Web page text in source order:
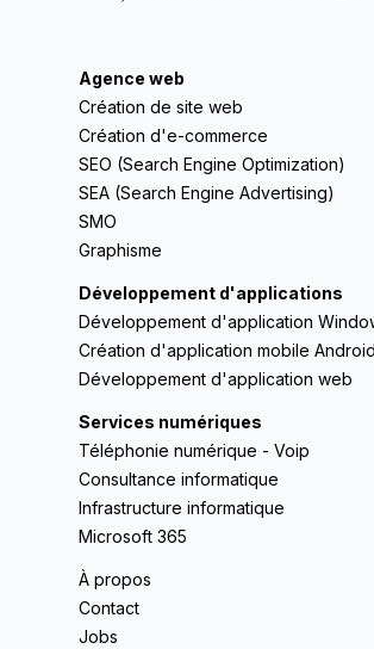
Agence web
Création de site web
Création d'e-commerce
SEO (Search Engine Optimization)
SEA (Search Engine Advertising)
SMO
Graphisme
Développement d'applications
Développement d'application
Création d'application mobile
Développement d'application web
Services numériques
Téléphonie numérique - Voip
Consultance informatique
Infrastructure informatique
Microsoft 365
À propos
Contact
Jobs